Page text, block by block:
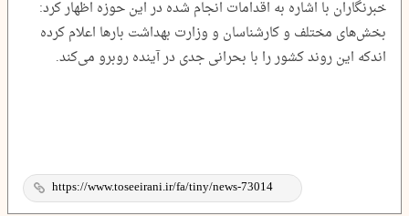
خبرنگاران با اشاره به اقدامات انجام شده در این حوزه اظهار کرد:
بخش‌های مختلف و کارشناسان و وزارت بهداشت بار‌ها اعلام کرده
اندکه این روند کشور را با بحرانی جدی در آینده روبرو می‌کند.